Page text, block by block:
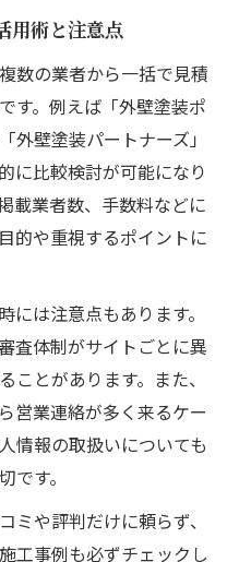
較で後悔しないため
重視すべき視点
用術と注意点
数の業者から一括で見積
す。例えば「外壁塗装ポ
外壁塗装パートナーズ」
に比較検討が可能になり
載業者数、手数料などに
的や重視するポイントに
には注意点もあります。
査体制がサイトごとに異
ことがあります。また、
営業連絡が多く来るケー
情報の取扱いについても
です。
ミや評判だけに頼らず、
工事例も必ずチェックし